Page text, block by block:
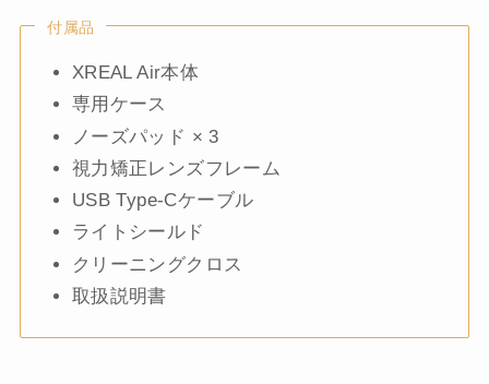
付属品
XREAL Air本体
専用ケース
ノーズパッド × 3
視力矯正レンズフレーム
USB Type-Cケーブル
ライトシールド
クリーニングクロス
取扱説明書